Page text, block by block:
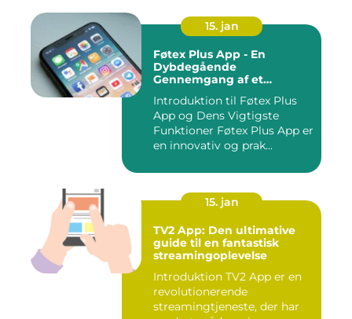
15. jan
Føtex Plus App - En
Dybdegående
Gennemgang af et
Indkøbsoplevelse
Introduktion til Føtex Plus
App og Dens Vigtigste
Funktioner Føtex Plus App er
en innovativ og prak...
15. jan
TV2 App: Den ultimative
guide til en fantastisk
streamingoplevelse
Introduktion TV2 App er en
revolutionerende
streamingtjeneste, der har